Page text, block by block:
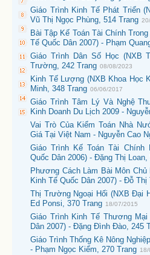
Giáo Trình Kinh Tế Phát Triển
Vũ Thị Ngọc Phùng, 514 Trang
Bài Tập Kế Toán Tài Chính
Tế Quốc Dân 2007) - Phạm
Giáo Trình Dân Số Học (NXB
Trường, 242 Trang 08/08/2023
Kinh Tế Lượng (NXB Khoa Học
Minh, 348 Trang 06/06/2017
Giáo Trình Tâm Lý Và Nghệ
Kinh Doanh Du Lịch 2009 -
Vai Trò Của Kiểm Toán Nhà
Giá Tại Việt Nam - Nguyễn Cao
Giáo Trình Kế Toán Tài Chính
Quốc Dân 2006) - Đặng Thị Loan,
Phương Cách Làm Bài Môn
Kinh Tế Quốc Dân 2007) - Đỗ Thị
Thị Trường Ngoại Hối (NXB Đại
Ed Ponsi, 370 Trang 18/07/2015
Giáo Trình Kinh Tế Thương
Dân 2007) - Đặng Đình Đào, 245
Giáo Trình Thống Kê Nông
- Phạm Ngọc Kiểm, 270 Trang